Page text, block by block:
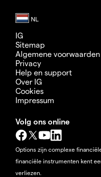
IG
Sitemap
Algemene voorwaarden
Privacy
Help en support
Over IG
Cookies
Impressum
Volg ons online
Options zijn complexe
financiële instrumenten kent
verliezen.